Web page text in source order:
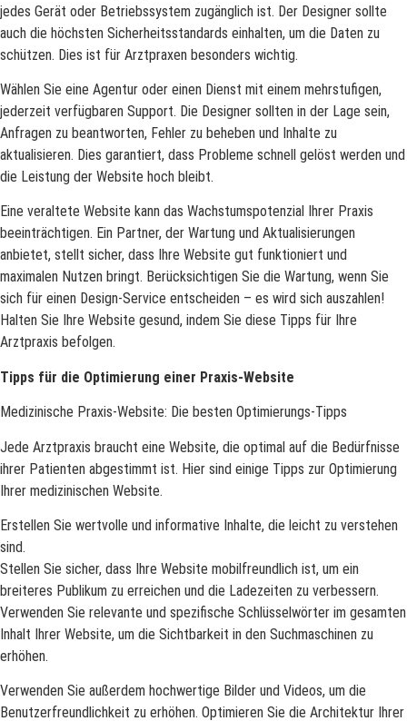
jedes Gerät oder Betriebssystem zugänglich ist. Der Designer sollte
auch die höchsten Sicherheitsstandards einhalten, um die Daten zu
schützen. Dies ist für Arztpraxen besonders wichtig.
Wählen Sie eine Agentur oder einen Dienst mit einem mehrstufigen,
jederzeit verfügbaren Support. Die Designer sollten in der Lage sein,
Anfragen zu beantworten, Fehler zu beheben und Inhalte zu
aktualisieren. Dies garantiert, dass Probleme schnell gelöst werden und
die Leistung der Website hoch bleibt.
Eine veraltete Website kann das Wachstumspotenzial Ihrer Praxis
beeinträchtigen. Ein Partner, der Wartung und Aktualisierungen
anbietet, stellt sicher, dass Ihre Website gut funktioniert und
maximalen Nutzen bringt. Berücksichtigen Sie die Wartung, wenn Sie
sich für einen Design-Service entscheiden – es wird sich auszahlen!
Halten Sie Ihre Website gesund, indem Sie diese Tipps für Ihre
Arztpraxis befolgen.
Tipps für die Optimierung einer Praxis-Website
Medizinische Praxis-Website: Die besten Optimierungs-Tipps
Jede Arztpraxis braucht eine Website, die optimal auf die Bedürfnisse
ihrer Patienten abgestimmt ist. Hier sind einige Tipps zur Optimierung
Ihrer medizinischen Website.
Erstellen Sie wertvolle und informative Inhalte, die leicht zu verstehen
sind.
Stellen Sie sicher, dass Ihre Website mobilfreundlich ist, um ein
breiteres Publikum zu erreichen und die Ladezeiten zu verbessern.
Verwenden Sie relevante und spezifische Schlüsselwörter im gesamten
Inhalt Ihrer Website, um die Sichtbarkeit in den Suchmaschinen zu
erhöhen.
Verwenden Sie außerdem hochwertige Bilder und Videos, um die
Benutzerfreundlichkeit zu erhöhen. Optimieren Sie die Architektur Ihrer